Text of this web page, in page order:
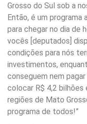
Grosso do Sul sob a
Então, é um
para chegar no dia de
vocês [deputados]
condições para nós
investimentos,
conseguem nem
colocar R$ 4,2
regiões de Mato
programa de todos!”